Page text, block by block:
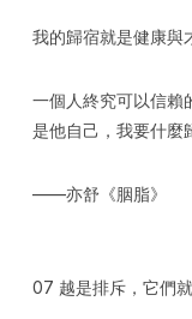
我的歸宿就是健康與
一個人終究可以信賴
是他自己，我要什麼
——亦舒《胭脂》
07 越是排斥，它們